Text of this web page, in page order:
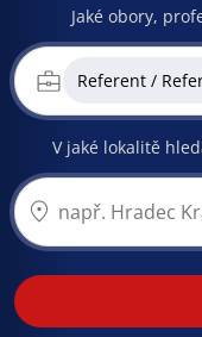
Jaké obory,
Referent /
V jaké lokalitě